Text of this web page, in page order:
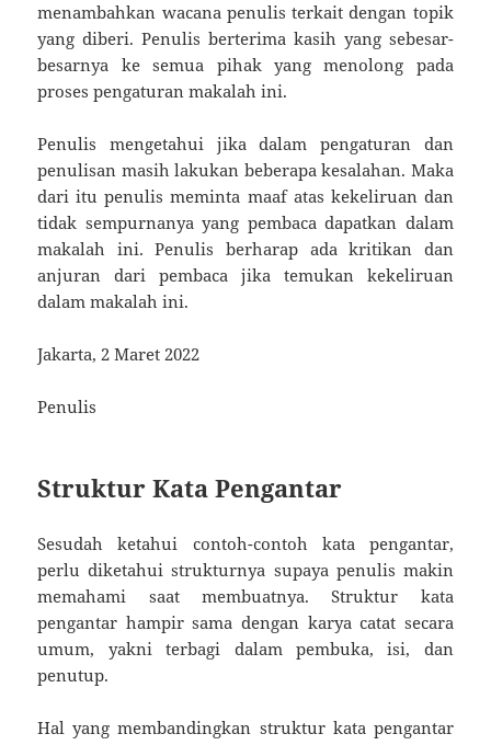
menambahkan wacana penulis terkait dengan topik
yang diberi. Penulis berterima kasih yang sebesar-
besarnya ke semua pihak yang menolong pada
proses pengaturan makalah ini.
Penulis mengetahui jika dalam pengaturan dan
penulisan masih lakukan beberapa kesalahan. Maka
dari itu penulis meminta maaf atas kekeliruan dan
tidak sempurnanya yang pembaca dapatkan dalam
makalah ini. Penulis berharap ada kritikan dan
anjuran dari pembaca jika temukan kekeliruan
dalam makalah ini.
Jakarta, 2 Maret 2022
Penulis
Struktur Kata Pengantar
Sesudah ketahui contoh-contoh kata pengantar,
perlu diketahui strukturnya supaya penulis makin
memahami saat membuatnya. Struktur kata
pengantar hampir sama dengan karya catat secara
umum, yakni terbagi dalam pembuka, isi, dan
penutup.
Hal yang membandingkan struktur kata pengantar